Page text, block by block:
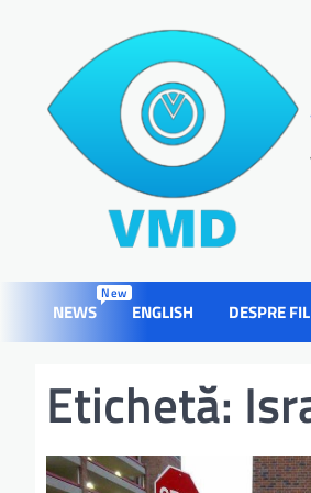
NEWS
New
ENGLISH DESPRE
Etichetă: